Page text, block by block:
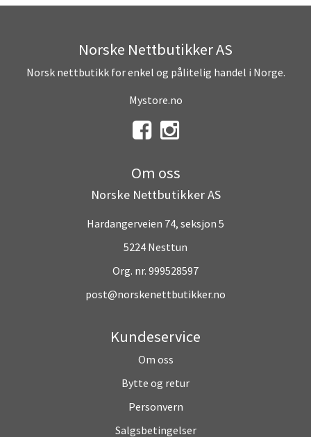
Norske Nettbutikker AS
Norsk nettbutikk for enkel og pålitelig handel i Norge.
Mystore.no
Om oss
Norske Nettbutikker AS
Hardangerveien 74, seksjon 5
5224 Nesttun
Org. nr. 999528597
post@norskenettbutikker.no
Kundeservice
Om oss
Bytte og retur
Personvern
Salgsbetingelser